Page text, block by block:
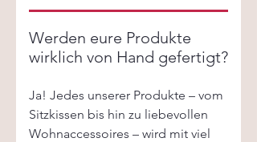
Werden eure Produkte
wirklich von Hand gefertigt?
Ja! Jedes unserer Produkte – vom
Sitzkissen bis hin zu liebevollen
Wohnaccessoires – wird mit viel